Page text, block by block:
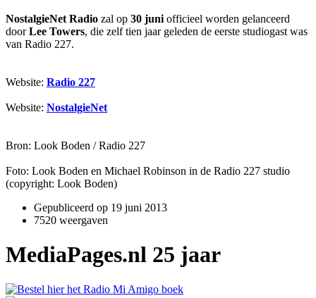
NostalgieNet Radio zal op 30 juni officieel worden gelanceerd
doorLee Towers, die zelf tien jaar geleden de eerste studiogast was
van Radio 227.
Website: Radio 227
Website: NostalgieNet
Bron: Look Boden / Radio 227
Foto: Look Boden en Michael Robinson in de Radio 227 studio
(copyright: Look Boden)
Gepubliceerd op 19 juni 2013
7520 weergaven
MediaPages.nl 25 jaar